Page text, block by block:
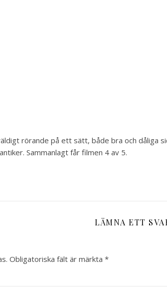
rörande på ett sätt, både bra och dåliga
Sammanlagt får filmen 4 av 5.
LÄMNA ETT
Obligatoriska fält är märkta *